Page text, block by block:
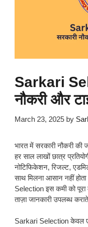
Sarkari
नौकरी और
March 23, 2025 by
भारत में सरकारी नौकरी की
हर साल लाखों छात्र
नोटिफिकेशन, रिजल्ट,
साथ मिलना आसान नहीं
Selection इस कमी को
ताज़ा जानकारी उपलब्ध
Sarkari Selection केवल